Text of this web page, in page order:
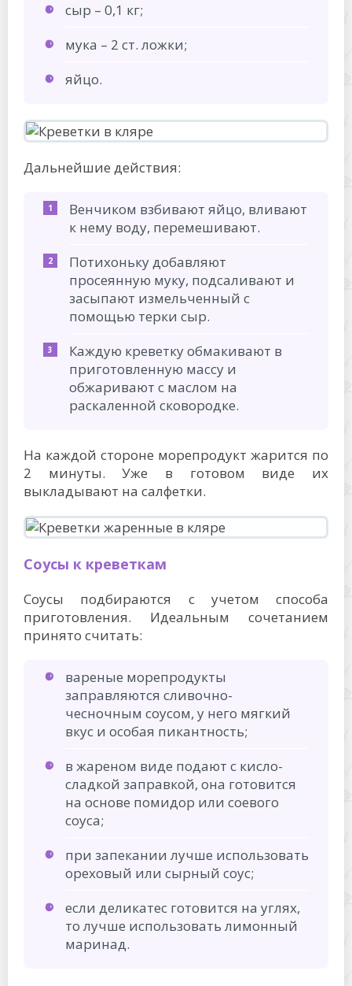
сыр – 0,1 кг;
мука – 2 ст. ложки;
яйцо.
Дальнейшие действия:
Венчиком взбивают яйцо, вливают
к нему воду, перемешивают.
Потихоньку добавляют
просеянную муку, подсаливают и
засыпают измельченный с
помощью терки сыр.
Каждую креветку обмакивают в
приготовленную массу и
обжаривают с маслом на
раскаленной сковородке.
На каждой стороне морепродукт жарится по
2 минуты. Уже в готовом виде их
выкладывают на салфетки.
Соусы к креветкам
Соусы подбираются с учетом способа
приготовления. Идеальным сочетанием
принято считать:
вареные морепродукты
заправляются сливочно-
чесночным соусом, у него мягкий
вкус и особая пикантность;
в жареном виде подают с кисло-
сладкой заправкой, она готовится
на основе помидор или соевого
соуса;
при запекании лучше использовать
ореховый или сырный соус;
если деликатес готовится на углях,
то лучше использовать лимонный
маринад.